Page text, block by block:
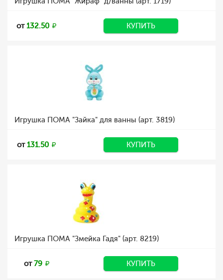
от132.50 КУПИТЬ
Игрушка ПОМА "Зайка" для ванны (арт. 3819)
от131.50 КУПИТЬ
Игрушка ПОМА "Змейка Гадя" (арт. 8219)
от79 КУПИТЬ